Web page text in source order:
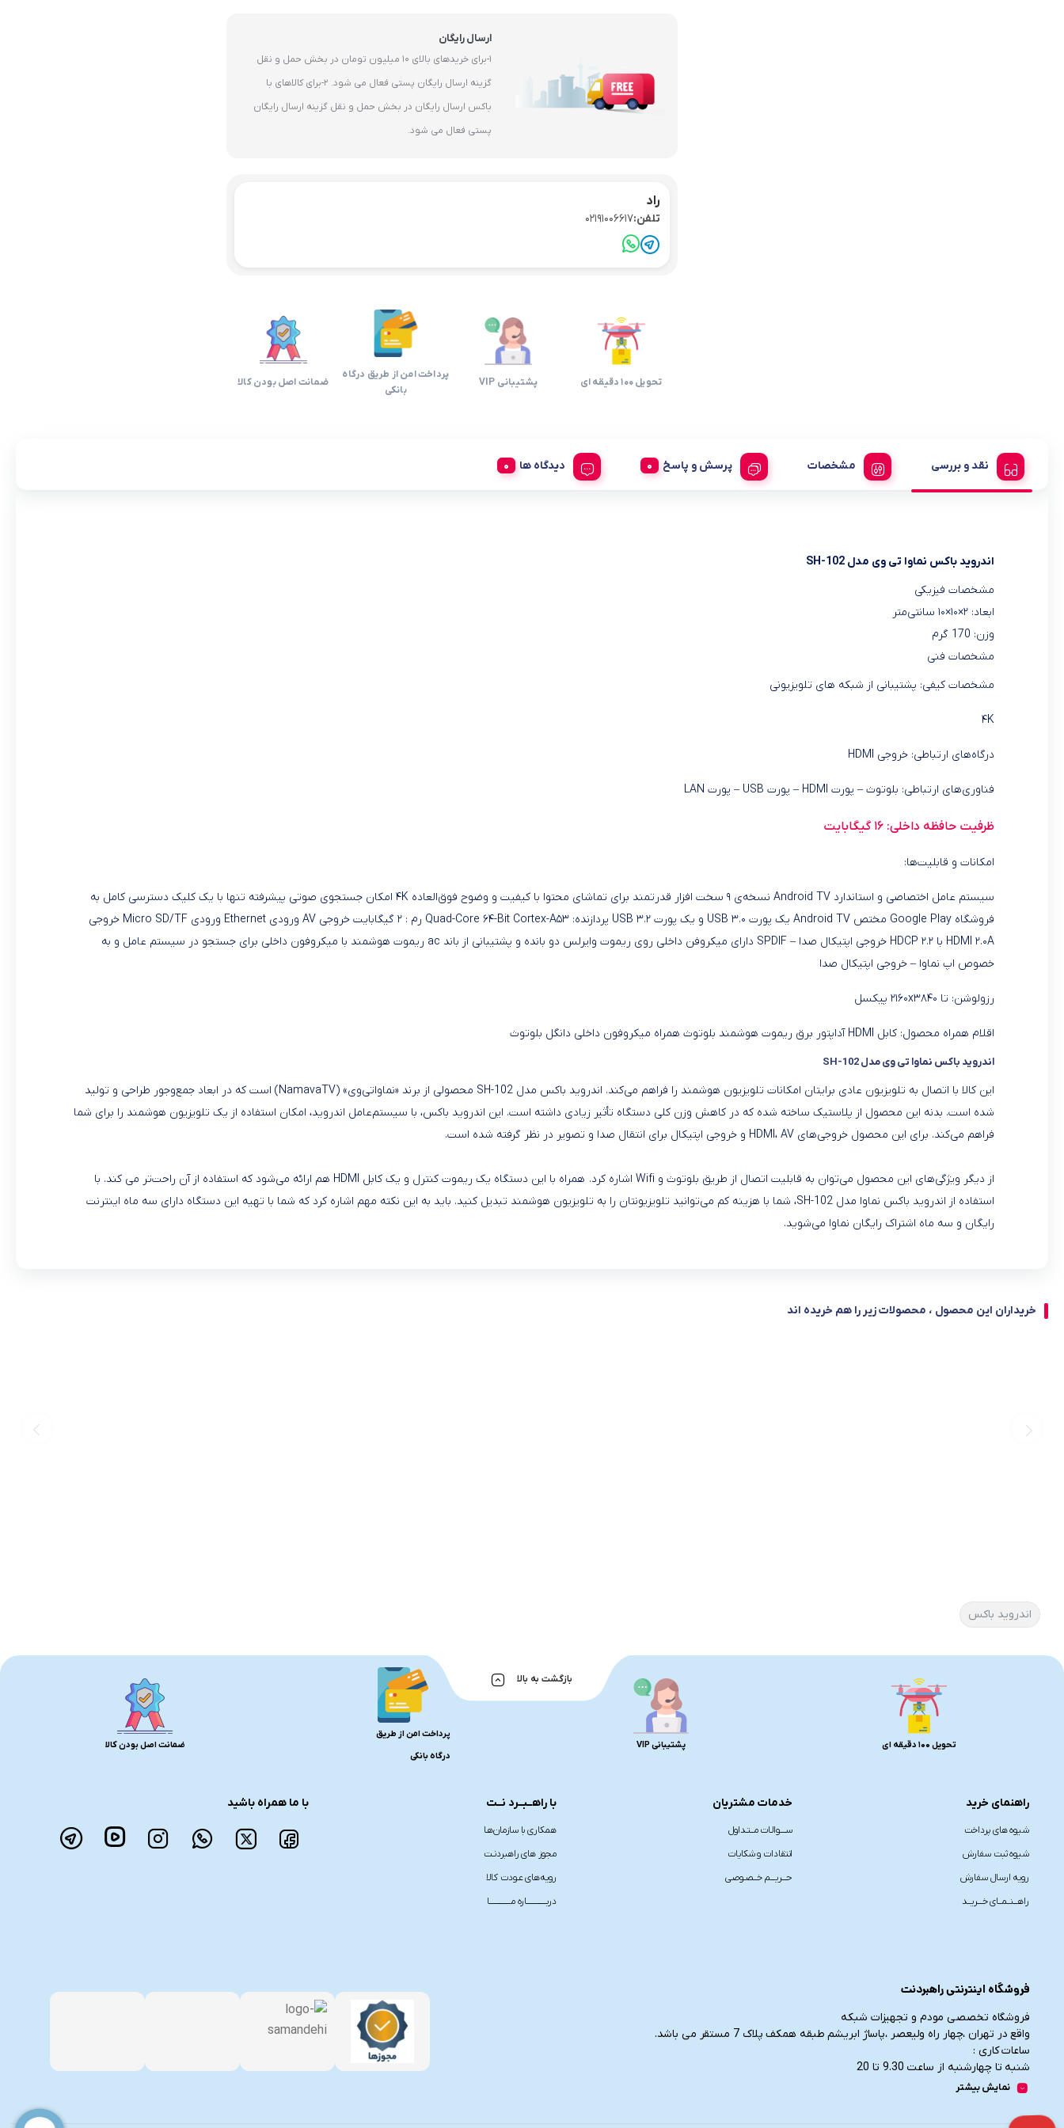
ارسال رایگان
1-برای خریدهای بالای 10 میلیون تومان در بخش حمل و نقل
گزینه ارسال رایگان پستی فعال می شود. 2-برای کالاهای با
باکس ارسال رایگان در بخش حمل و نقل گزینه ارسال رایگان
پستی فعال می شود.
راد
تلفن:02191006617
تحویل 100 دقیقه ای پشتیبانی VIP
پرداخت امن از طریق درگاه
بانکی
ضمانت اصل بودن کالا
نقد و بررسی مشخصات پرسش و پاسخ دیدگاه ها
اندروید باکس نماوا تی وی مدل SH-102
مشخصات فیزیکی
ابعاد: ۲×۱۰×۱۰ سانتی‌متر
وزن: 170 گرم
مشخصات فنی
مشخصات کیفی: پشتیبانی از شبکه های تلویزیونی
۴K
درگاه‌های ارتباطی: خروجی HDMI
فناوری‌های ارتباطی: بلوتوث – پورت HDMI – پورت USB – پورت LAN
ظرفیت حافظه داخلی: ۱۶ گیگابایت
امکانات و قابلیت‌ها:
سیستم عامل اختصاصی و استاندارد Android TV نسخه‌ی ۹ سخت افزار قدرتمند برای تماشای محتوا با کیفیت و وضوح فوق‌العاده ۴K امکان جستجوی صوتی پیشرفته تنها با یک کلیک دسترسی کامل به
فروشگاه Google Play مختص Android TV یک پورت USB ۳.۰ و یک پورت USB ۳.۲ پردازنده: Quad-Core ۶۴-Bit Cortex-A۵۳ رم : ۲ گیگابایت خروجی AV ورودی Ethernet ورودی Micro SD/TF خروجی
HDMI ۲.۰A با HDCP ۲.۲ خروجی اپتیکال صدا – SPDIF دارای میکروفن داخلی روی ریموت وایرلس دو بانده و پشتیبانی از باند ac ریموت هوشمند با میکروفون داخلی برای جستجو در سیستم عامل و به
خصوص اپ نماوا – خروجی اپتیکال صدا
رزولوشن: تا ۲۱۶۰x۳۸۴۰ پیکسل
اقلام همراه محصول: کابل HDMI آداپتور برق ریموت هوشمند بلوتوث همراه میکروفون داخلی دانگل بلوتوث
اندروید باکس نماوا تی وی مدل SH-102
این کالا با اتصال به تلویزیون عادی برایتان امکانات تلویزیون هوشمند را فراهم می‌کند. اندروید باکس مدل SH-102 محصولی از برند «نماواتی‌وی» (NamavaTV) است که در ابعاد جمع‌وجور طراحی و تولید
شده است. بدنه این محصول از پلاستیک ساخته شده که در کاهش وزن کلی دستگاه تأثیر زیادی داشته است. این اندروید باکس، با سیستم‌عامل اندروید، امکان استفاده از یک تلویزیون هوشمند را برای شما
فراهم می‌کند. برای این محصول خروجی‌های HDMI، AV و خروجی اپتیکال برای انتقال صدا و تصویر در نظر گرفته شده است.
از دیگر ویژگی‌های این محصول می‌توان به قابلیت اتصال از طریق بلوتوث و Wifi اشاره کرد. همراه با این دستگاه یک ریموت کنترل و یک کابل HDMI هم ارائه می‌شود که استفاده از آن راحت‌تر می کند. با
استفاده از اندروید باکس نماوا مدل SH-102، شما با هزینه کم می‌توانید تلویزیونتان را به تلویزیون هوشمند تبدیل کنید. باید به این نکته مهم اشاره کرد که شما با تهیه این دستگاه دارای سه ماه اینترنت
رایگان و سه ماه اشتراک رایگان نماوا می‌شوید.
خریداران این محصول ، محصولات زیر را هم خریده اند
اندروید باکس
بازگشت به بالا
تحویل 100 دقیقه ای پشتیبانی VIP
پرداخت امن از طریق
درگاه بانکی
ضمانت اصل بودن کالا
راهنمای خرید
شیوه های پرداخت
شیوه ثبت سفارش
رویه ارسال سفارش
راهـــنــمــای خـــریــد
خدمات مشتریان
ســــوالـات مــتـداول
انتقادات و شکایات
حـــریـــم خــصـوصی
با راهــبــرد نــت
همکاری با سازمان‌هـا
مجوز های راهبردنـت
رویه‌های عـودت کالا
دربـــــــــــــاره مــــــــــــــا
با ما همراه باشید
فروشگاه اینترنتی راهبردنت
فروشگاه تخصصی مودم و تجهیزات شبکه
واقع در تهران ،چهار راه ولیعصر ،پاساژ ابریشم طبقه همکف پلاک 7 مستقر می باشد.
ساعات کاری :
شنبه تا چهارشنبه از ساعت 9.30 تا 20
پنج شنبه از ساعت 9.30 تا 17
021-91006617
نمایش بیشتر